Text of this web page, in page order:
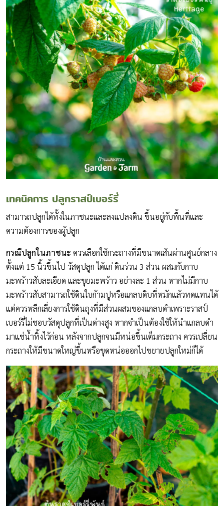
เทคนิคการ ปลูกราสป์เบอร์รี่
สามารถปลูกได้ทั้งในภาชนะและลงแปลงดิน ขึ้นอยู่กับพื้นที่และ
ความต้องการของผู้ปลูก
กรณีปลูกในภาชนะ ควรเลือกใช้กระถางที่มีขนาดเส้นผ่านศูนย์กลาง
ตั้งแต่ 15 นิ้วขึ้นไป วัสดุปลูก ได้แก่ ดินร่วน 3 ส่วน ผสมกับกาบ
มะพร้าวสับละเอียด และขุยมะพร้าว อย่างละ 1 ส่วน หากไม่มีกาบ
มะพร้าวสับสามารถใช้ดินใบก้ามปูหรือแกลบดิบที่หมักแล้วทดแทนได้
แต่ควรหลีกเลี่ยงการใช้ดินถุงที่มีส่วนผสมของแกลบดำเพราะราสป์
เบอร์รี่ไม่ชอบวัสดุปลูกที่เป็นด่างสูง หากจำเป็นต้องใช้ให้นำแกลบดำ
มาแช่น้ำทิ้งไว้ก่อน หลังจากปลูกจนมีหน่อขึ้นเต็มกระถาง ควรเปลี่ยน
กระถางให้มีขนาดใหญ่ขึ้นหรือขุดหน่อออกไปขยายปลูกใหม่ก็ได้